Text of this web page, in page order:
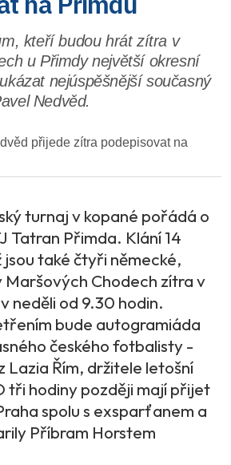
kteří budou hrát zítra v
u Přimdy největší okresní
nejúspěšnější současný
Nedvěd.
turnaj v kopané pořádá o
Tatran Přimda. Klání 14
jsou také čtyři německé,
Maršových Chodech zítra v
neděli od 9.30 hodin.
bude autogramiáda
českého fotbalisty -
Lazia Řím, držitele letošní
tři hodiny později mají přijet
spolu s exsparťanem a
Příbram Horstem